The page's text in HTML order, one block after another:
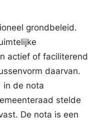
grondbeleid.
actief of faciliterend
daarvan.
in de nota
stelde
De nota is een